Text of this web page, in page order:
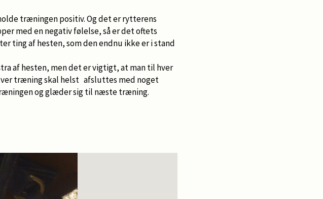
træningen positiv. Og det er rytterens
med en negativ følelse, så er det oftets
ting af hesten, som den endnu ikke er i stand
af hesten, men det er vigtigt, at man til hver
træning skal helst afsluttes med noget
og glæder sig til næste træning.